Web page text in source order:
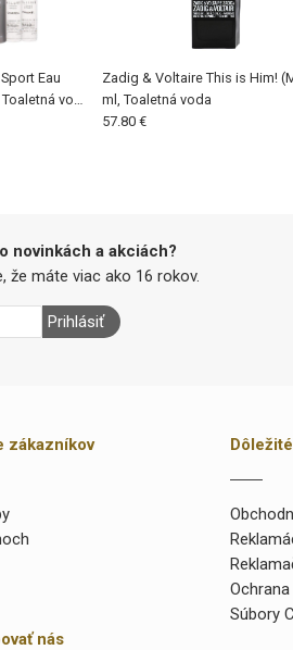
Eau
voda
Zadig & Voltaire This is Him!
ml, Toaletná voda
57.80 €
novinkách a akciách?
že máte viac ako 16 rokov.
Prihlásiť
zákazníkov
nás
Súbory